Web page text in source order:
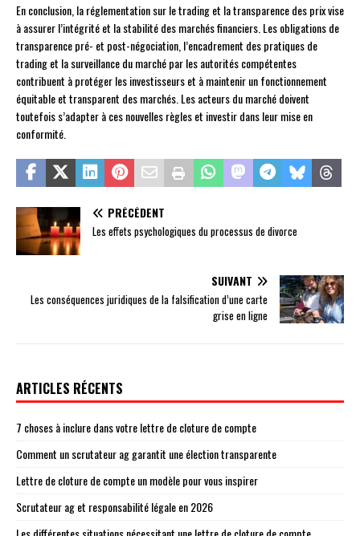
En conclusion, la réglementation sur le trading et la transparence des prix vise
à assurer l’intégrité et la stabilité des marchés financiers. Les obligations de
transparence pré- et post-négociation, l’encadrement des pratiques de
trading et la surveillance du marché par les autorités compétentes
contribuent à protéger les investisseurs et à maintenir un fonctionnement
équitable et transparent des marchés. Les acteurs du marché doivent
toutefois s’adapter à ces nouvelles règles et investir dans leur mise en
conformité.
PRÉCÉDENT
Les effets psychologiques du processus de divorce
SUIVANT
Les conséquences juridiques de la falsification d’une carte
grise en ligne
ARTICLES RÉCENTS
7 choses à inclure dans votre lettre de cloture de compte
Comment un scrutateur ag garantit une élection transparente
Lettre de cloture de compte un modèle pour vous inspirer
Scrutateur ag et responsabilité légale en 2026